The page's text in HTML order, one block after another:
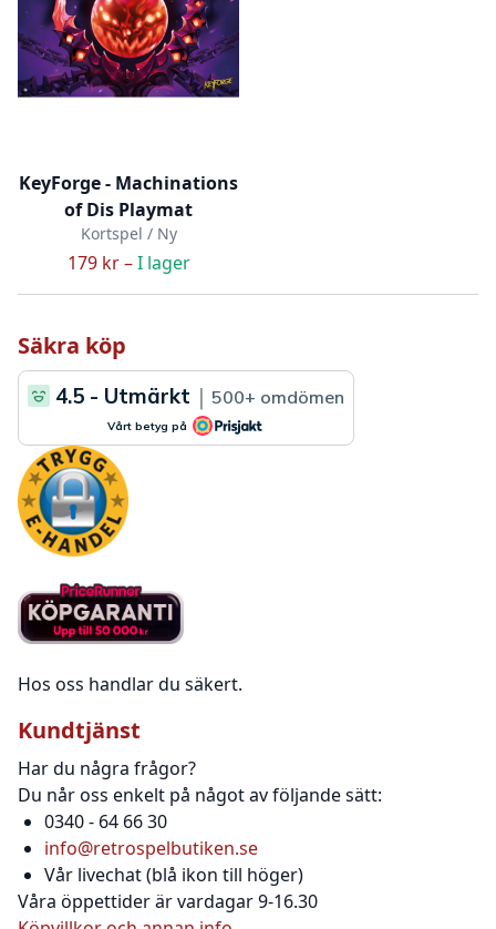
KeyForge - Machinations
of Dis Playmat
Kortspel / Ny
179 kr –I lager
Säkra köp
Hos oss handlar du säkert.
Kundtjänst
Har du några frågor?
Du når oss enkelt på något av följande sätt:
0340 - 64 66 30
info@retrospelbutiken.se
Vår livechat (blå ikon till höger)
Våra öppettider är vardagar 9-16.30